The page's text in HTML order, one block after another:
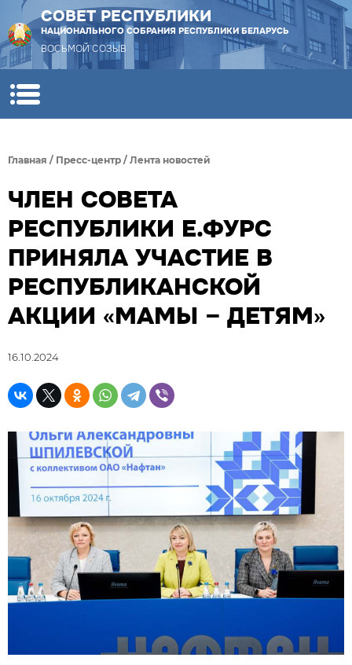
СОВЕТ РЕСПУБЛИКИ
НАЦИОНАЛЬНОГО СОБРАНИЯ РЕСПУБЛИКИ БЕЛАРУСЬ
ВОСЬМОЙ СОЗЫВ
Главная / Пресс-центр / Лента новостей
ЧЛЕН СОВЕТА
РЕСПУБЛИКИ Е.ФУРС
ПРИНЯЛА УЧАСТИЕ В
РЕСПУБЛИКАНСКОЙ
АКЦИИ «МАМЫ – ДЕТЯМ»
16.10.2024